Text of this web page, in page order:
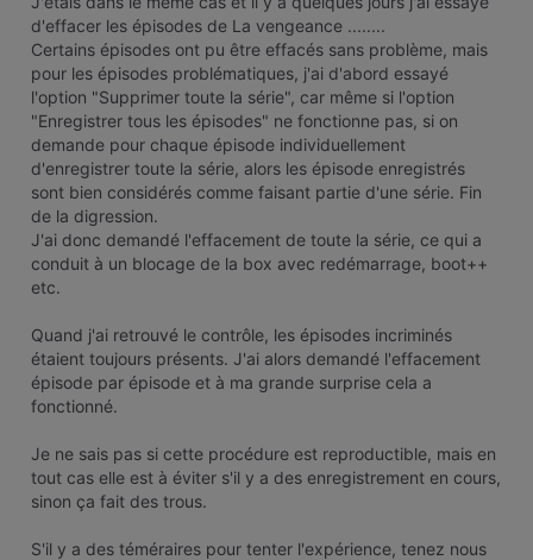
d'effacer les épisodes de La vengeance ........
Certains épisodes ont pu être effacés sans problème, mais
pour les épisodes problématiques, j'ai d'abord essayé
l'option "Supprimer toute la série", car même si l'option
"Enregistrer tous les épisodes" ne fonctionne pas, si on
demande pour chaque épisode individuellement
d'enregistrer toute la série, alors les épisode enregistrés
sont bien considérés comme faisant partie d'une série. Fin
de la digression.
J'ai donc demandé l'effacement de toute la série, ce qui a
conduit à un blocage de la box avec redémarrage, boot++
etc.
Quand j'ai retrouvé le contrôle, les épisodes incriminés
étaient toujours présents. J'ai alors demandé l'effacement
épisode par épisode et à ma grande surprise cela a
fonctionné.
Je ne sais pas si cette procédure est reproductible, mais en
tout cas elle est à éviter s'il y a des enregistrement en cours,
sinon ça fait des trous.
S'il y a des téméraires pour tenter l'expérience, tenez nous